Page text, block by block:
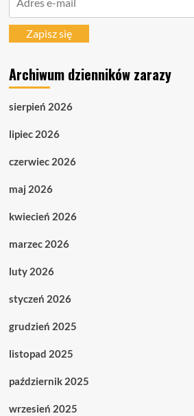
mailZapisz się
Archiwum dzienników zarazy
sierpień 2026
lipiec 2026
czerwiec 2026
maj 2026
kwiecień 2026
marzec 2026
luty 2026
styczeń 2026
grudzień 2025
listopad 2025
październik 2025
wrzesień 2025